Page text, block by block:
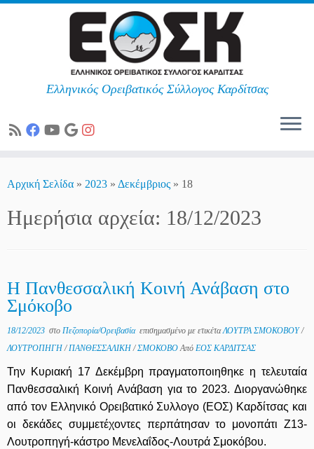
Ελληνικός Ορειβατικός Σύλλογος Καρδίτσας
Αρχική Σελίδα » 2023 » Δεκέμβριος » 18
Ημερήσια αρχεία: 18/12/2023
Η Πανθεσσαλική Κοινή Ανάβαση στο
Σμόκοβο
18/12/2023 στο Πεζοπορία/Ορειβασία επισημασμένο με ετικέταΛΟΥΤΡΑ ΣΜΟΚΟΒΟΥ/
ΛΟΥΤΡΟΠΗΓΗ/ΠΑΝΘΕΣΣΑΛΙΚΗ/ΣΜΟΚΟΒΟΑπό ΕΟΣ ΚΑΡΔΙΤΣΑΣ
Την Κυριακή 17 Δεκέμβρη πραγματοποιηθηκε η τελευταία
Πανθεσσαλική Κοινή Ανάβαση για το 2023. Διοργανώθηκε
από τον Ελληνικό Ορειβατικό Συλλογο (ΕΟΣ) Καρδίτσας και
οι δεκάδες συμμετέχοντες περπάτησαν το μονοπάτι Ζ13-
Λουτροπηγή-κάστρο Μενελαΐδος-Λουτρά Σμοκόβου.